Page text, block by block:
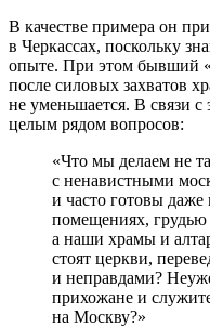
В качестве примера он
в Черкассах, поскольку
опыте. При этом бывший
после силовых захватов
не уменьшается. В связи с
целым рядом вопросов:
«Что мы делаем не
с ненавистными
и часто готовы
помещениях,
а наши храмы и
стоят церкви,
и неправдами?
прихожане и
на Москву?»